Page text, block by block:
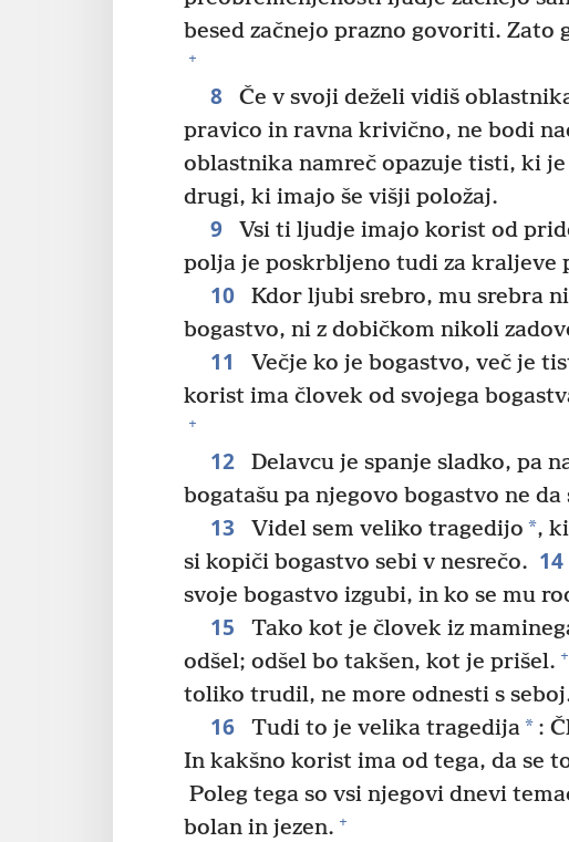
besed začnejo prazno govoriti. Zato
+
8
Če v svoji deželi vidiš
pravico in ravna krivično, ne bodi
oblastnika namreč opazuje tisti, ki
drugi, ki imajo še višji položaj.
9
Vsi ti ljudje imajo korist od
polja je poskrbljeno tudi za kraljeve
10
Kdor ljubi srebro, mu srebra
bogastvo, ni z dobičkom nikoli
11 Večje ko je bogastvo, več je
korist ima človek od svojega
+
12
Delavcu je spanje sladko, pa
bogatašu pa njegovo bogastvo ne da
13 Videl sem veliko tragedijo *,
si kopiči bogastvo sebi v nesrečo. 14
svoje bogastvo izgubi, in ko se mu
15
Tako kot je človek iz
odšel; odšel bo takšen, kot je prišel. +
toliko trudil, ne more odnesti s
16 Tudi to je velika tragedija* :
In kakšno korist ima od tega, da se
Poleg tega so vsi njegovi dnevi
bolan in jezen. +